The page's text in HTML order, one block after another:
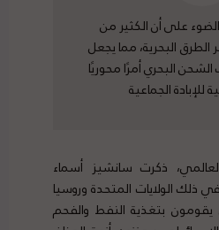
على أن الكثير من
الطرق البحرية، مما يجعل
البحري أمرًا محوريًا
للإبادة الجماعية
ذكرت سانشيز أسماء
ذلك الولايات المتحدة وروسيا
يقومون بتغذية النفط والفحم